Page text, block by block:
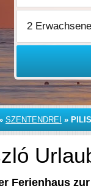
SZENTENDREI »
Ferienhaus